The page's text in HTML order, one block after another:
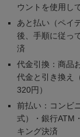
ウントを使用し
あと払い（ペイ
後、手順に従っ
済
代金引換：商品
代金と引き換え
320円）
前払い：コンビ
式）・銀行ATM
キング決済